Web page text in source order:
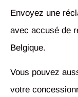
Envoyez une
avec accusé de
Belgique.
Vous pouvez
votre